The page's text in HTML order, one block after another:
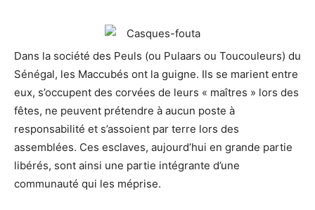
Dans la société des Peuls (ou Pulaars ou Toucouleurs) du
Sénégal, les Maccubés ont la guigne. Ils se marient entre
eux, s’occupent des corvées de leurs « maîtres » lors des
fêtes, ne peuvent prétendre à aucun poste à
responsabilité et s’assoient par terre lors des
assemblées. Ces esclaves, aujourd’hui en grande partie
libérés, sont ainsi une partie intégrante d’une
communauté qui les méprise.